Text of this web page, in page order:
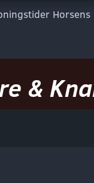
Horsens
&